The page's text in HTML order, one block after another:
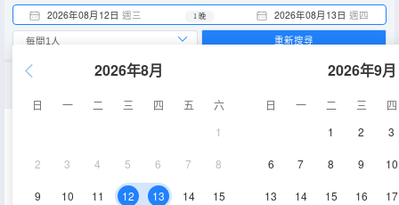
2026年08月12日 週三 2026年08月13日 週四
1 晚
2026年8月
日 一 二 三 四 五
六
1
2 3 4 5 6 7 8
9 10 11 12 13 14 15
2026年9月
日 一 二 三
四
1
2 3
6 7 8 9 10
13 14 15 16 17
重新搜尋
空調